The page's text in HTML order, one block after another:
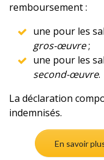
remboursement :
une pour les
gros-œuvre;
une pour les
second-œuvre.
La déclaration
indemnisés.
En savoir